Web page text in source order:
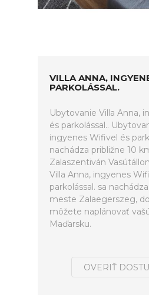
VILLA ANNA,
PARKOLÁSSAL.
Ubytovanie Villa Anna,
és parkolással..
ingyenes Wifivel és
nachádza približne 10
Zalaszentiván
Villa Anna, ingyenes
parkolással. sa
meste Zalaegerszeg,
môžete naplánovať
Maďarsku.
OVERIŤ